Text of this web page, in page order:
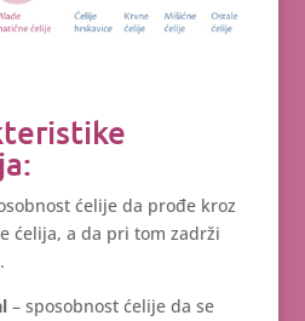
ćelije da prođe kroz
ćelija, a da pri tom zadrži
– sposobnost ćelije da se